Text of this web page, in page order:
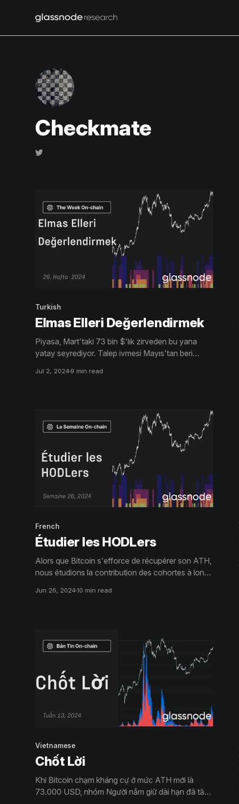
Checkmate
Turkish
Elmas Elleri Değerlendirmek
Piyasa, Mart'taki 73 bin $'lık zirveden bu yana
yatay seyrediyor. Talep ivmesi Mayıs'tan beri
esasını analiz ediyoruz. Uzun vadeli yatırımcılar,
Jul 2, 20249 min read
French
Étudier les HODLers
Alors que Bitcoin s'efforce de récupérer son ATH,
nous étudions la contribution des cohortes à long
demande. Nous évaluerons également le
Jun 26, 202410 min read
Vietnamese
Chốt Lời
Khi Bitcoin chạm kháng cự ở mức ATH mới là
73.000 USD, nhóm Người nắm giữ dài hạn đã tăng